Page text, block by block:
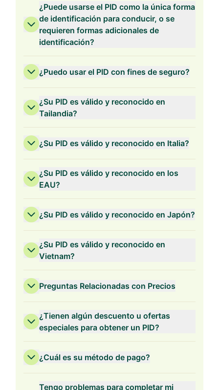
¿Puede usarse el PID como la única forma
de identificación para conducir, o se
requieren formas adicionales de
identificación?
¿Puedo usar el PID con fines de seguro?
¿Su PID es válido y reconocido en
Tailandia?
¿Su PID es válido y reconocido en Italia?
¿Su PID es válido y reconocido en los
EAU?
¿Su PID es válido y reconocido en Japón?
¿Su PID es válido y reconocido en
Vietnam?
Preguntas Relacionadas con Precios
Validez de 3 Años
¿Tienen algún descuento u ofertas
especiales para obtener un PID?
¿Cuál es su método de pago?
Tengo problemas para completar mi